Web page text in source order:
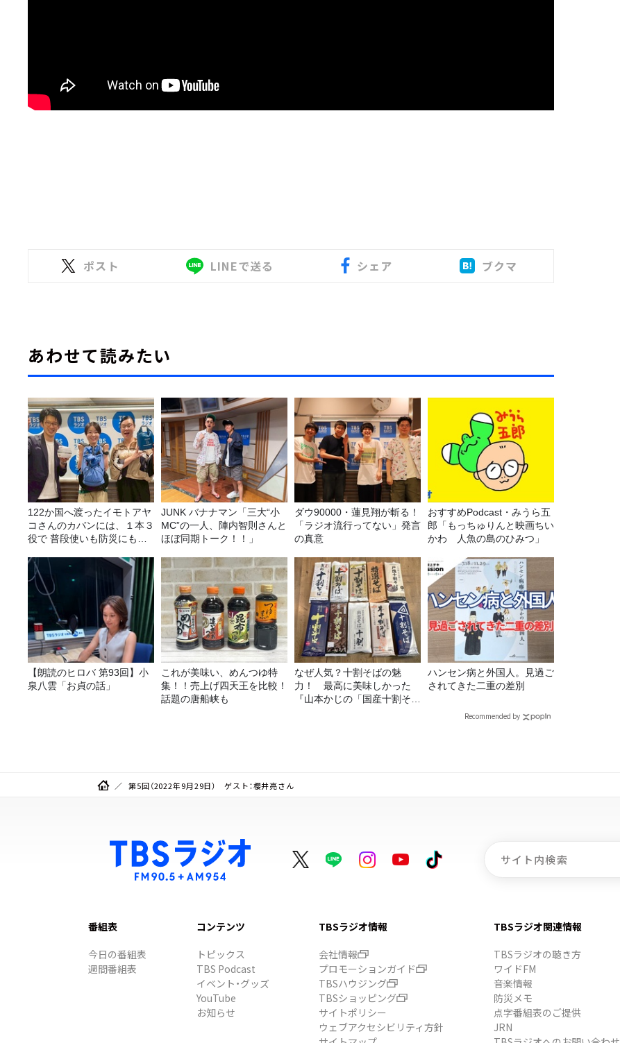
ポスト LINEで送る シェア ブクマ
あわせて読みたい
122か国へ渡ったイモトアヤ
コさんのカバンには、１本３
役で 普段使いも防災にもな
JUNK バナナマン「三大“小
MC”の一人、陣内智則さんと
ほぼ同期トーク！！」
ダウ90000・蓮見翔が斬る！
「ラジオ流行ってない」発言
の真意
おすすめPodcast・みうら五
郎「もっちゅりんと映画ちい
かわ 人魚の島のひみつ」
【朗読のヒロバ 第93回】小
泉八雲「お貞の話」
これが美味い、めんつゆ特
集！！売上げ四天王を比較！
話題の唐船峡も
なぜ人気？十割そばの魅
力！ 最高に美味しかった
『山本かじの「国産十割そ
ハンセン病と外国人。見過ご
されてきた二重の差別
Recommended by
第5回（2022年9月29日） ゲスト：櫻井亮さん
番組表
今日の番組表
週間番組表
コンテンツ
トピックス
TBS Podcast
イベント・グッズ
YouTube
お知らせ
TBSラジオ情報
会社情報
プロモーションガイド
TBSハウジング
TBSショッピング
サイトポリシー
ウェブアクセシビリティ方針
TBSラジオ関連情報
TBSラジオの聴き方
ワイドFM
音楽情報
防災メモ
点字番組表のご提供
JRN